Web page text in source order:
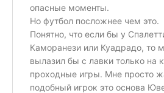
опасные моменты.
Но футбол посложнее чем это.
Понятно, что если бы у
Каморанези или Куадрадо, то
вылазил бы с лавки только на
проходные игры. Мне просто
подобный игрок это основа